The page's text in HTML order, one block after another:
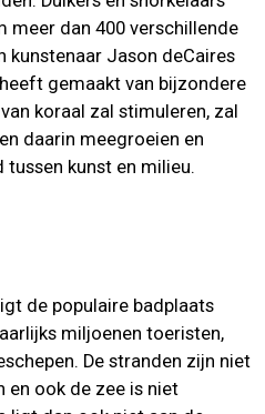
meer dan 400 verschillende
kunstenaar Jason deCaires
gemaakt van bijzondere
koraal zal stimuleren, zal
daarin meegroeien en
kunst en milieu.
de populaire badplaats
miljoenen toeristen,
De stranden zijn niet
en ook de zee is niet